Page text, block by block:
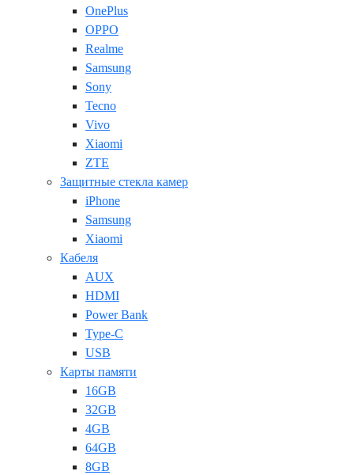
OnePlus
OPPO
Realme
Samsung
Sony
Tecno
Vivo
Xiaomi
ZTE
Защитные стекла камер
iPhone
Samsung
Xiaomi
Кабеля
AUX
HDMI
Power Bank
Type-C
USB
Карты памяти
16GB
32GB
4GB
64GB
8GB